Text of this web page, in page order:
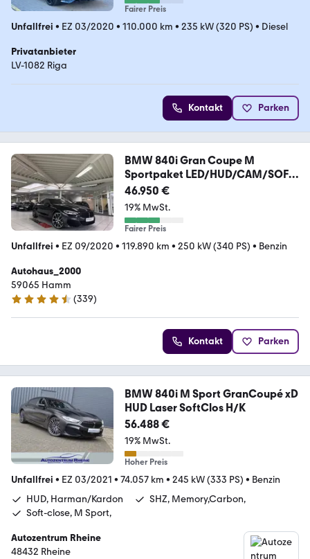
Fairer Preis
Unfallfrei • EZ 03/2020 • 110.000 km • 235 kW (320 PS) • Diesel
Privatanbieter
LV-1082 Riga
Kontakt Parken
BMW 840i Gran Coupe M
Sportpaket LED/HUD/CAM/SOFT
CL
46.950 €
19% MwSt.
Fairer Preis
Unfallfrei • EZ 09/2020 • 119.890 km • 250 kW (340 PS) • Benzin
Autohaus_2000
59065 Hamm
4.6 Sterne
(339)
Kontakt Parken
BMW 840i M Sport GranCoupé xD
HUD Laser SoftClos H/K
56.488 €
19% MwSt.
Hoher Preis
Unfallfrei • EZ 03/2021 • 74.057 km • 245 kW (333 PS) • Benzin
HUD, Harman/Kardon
SHZ, Memory,Carbon,
Soft-close, M Sport,
Autozentrum Rheine
48432 Rheine